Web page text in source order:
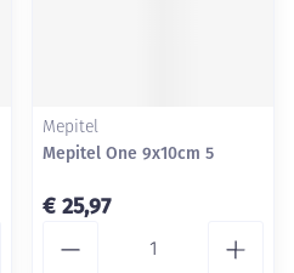
Mepitel
Mepitel One 9x10cm 5
€ 25,97